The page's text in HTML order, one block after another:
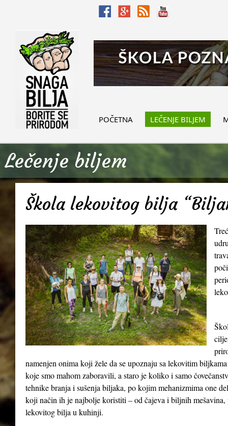
POČETNA LEČENJE BILJEM
Lečenje biljem
Škola lekovitog bilja
namenjen onima koji žele da se upoznaju sa lekovitim
koje smo mahom zaboravili, a staro je koliko i samo
tehnike branja i sušenja biljaka, po kojim mehanizmima one
koji način ih je najbolje koristiti – od čajeva i biljnih mešavina,
lekovitog bilja u kuhinji.